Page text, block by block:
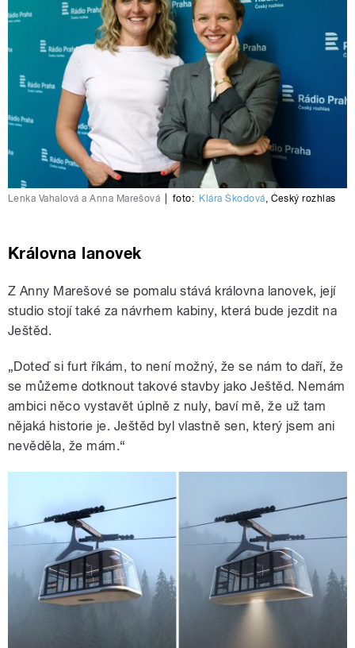
Lenka Vahalová a Anna Marešová foto: Klára Škodová, Český rozhlas
Královna lanovek
Z Anny Marešové se pomalu stává královna lanovek, její
studio stojí také za návrhem kabiny, která bude jezdit na
Ještěd.
„Doteď si furt říkám, to není možný, že se nám to daří, že
se můžeme dotknout takové stavby jako Ještěd. Nemám
ambici něco vystavět úplně z nuly, baví mě, že už tam
nějaká historie je. Ještěd byl vlastně sen, který jsem ani
nevěděla, že mám.“